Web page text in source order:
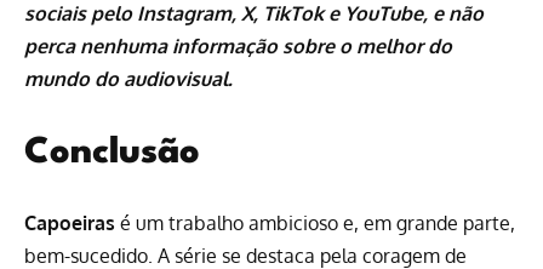
sociais pelo Instagram, X, TikToke YouTube, e não
perca nenhuma informação sobre o melhor do
mundo do audiovisual.
Conclusão
Capoeiras é um trabalho ambicioso e, em grande parte,
bem-sucedido. A série se destaca pela coragem de